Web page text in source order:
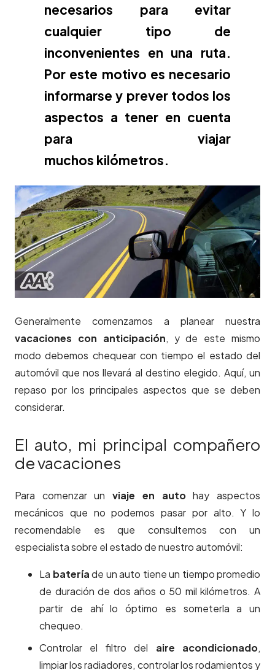
necesarios para evitar
cualquier tipo de
inconvenientes en una ruta.
Por este motivo es necesario
informarse y prever todos los
aspectos a tener en cuenta
para viajar
muchos kilómetros.
Generalmente comenzamos a planear nuestra
vacaciones con anticipación, y de este mismo
modo debemos chequear con tiempo el estado del
automóvil que nos llevará al destino elegido. Aquí, un
repaso por los principales aspectos que se deben
considerar.
El auto, mi principal compañero
de vacaciones
Para comenzar unviaje en autohay aspectos
mecánicos que no podemos pasar por alto. Y lo
recomendable es que consultemos con un
especialista sobre el estado de nuestro automóvil:
La bateríade un auto tiene un tiempo promedio
de duración de dos años o 50 mil kilómetros. A
partir de ahí lo óptimo es someterla a un
chequeo.
Controlar el filtro del aire acondicionado,
limpiar los radiadores, controlar los rodamientos y